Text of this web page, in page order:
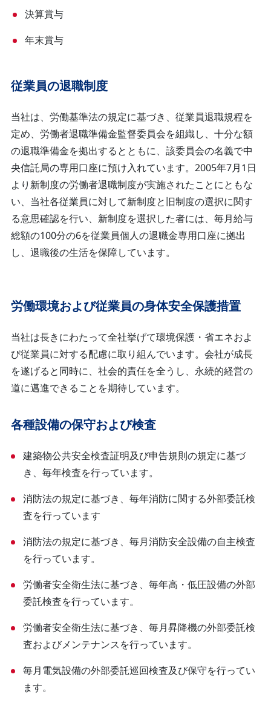
決算賞与
年末賞与
従業員の退職制度
当社は、労働基準法の規定に基づき、従業員退職規程を
定め、労働者退職準備金監督委員会を組織し、十分な額
の退職準備金を拠出するとともに、該委員会の名義で中
央信託局の専用口座に預け入れています。2005年7月1日
より新制度の労働者退職制度が実施されたことにともな
い、当社各従業員に対して新制度と旧制度の選択に関す
る意思確認を行い、新制度を選択した者には、毎月給与
総額の100分の6を従業員個人の退職金専用口座に拠出
し、退職後の生活を保障しています。
労働環境および従業員の身体安全保護措置
当社は長きにわたって全社挙げて環境保護・省エネおよ
び従業員に対する配慮に取り組んでいます。会社が成長
を遂げると同時に、社会的責任を全うし、永続的経営の
道に邁進できることを期待しています。
各種設備の保守および検査
建築物公共安全検査証明及び申告規則の規定に基づ
き、毎年検査を行っています。
消防法の規定に基づき、毎年消防に関する外部委託検
査を行っています
消防法の規定に基づき、毎月消防安全設備の自主検査
を行っています。
労働者安全衛生法に基づき、毎年高・低圧設備の外部
委託検査を行っています。
労働者安全衛生法に基づき、毎月昇降機の外部委託検
査およびメンテナンスを行っています。
毎月電気設備の外部委託巡回検査及び保守を行ってい
ます。